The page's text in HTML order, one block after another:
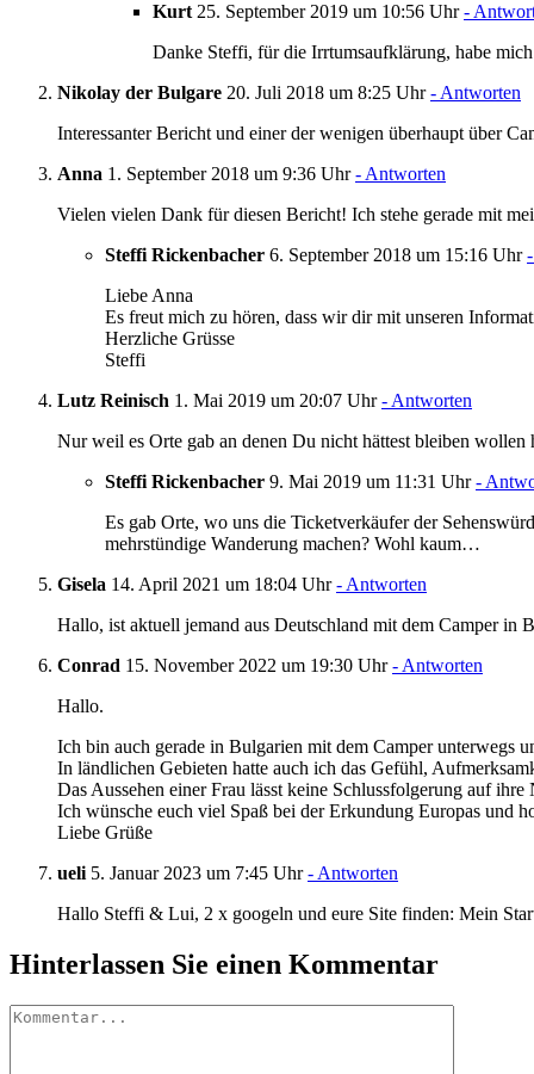
Kurt25. September 2019 um 10:56 Uhr-
Danke Steffi, für die Irrtumsaufklärung, habe
Nikolay der Bulgare 20. Juli 2018 um 8:25 Uhr- Antworten
Interessanter Bericht und einer der wenigen überhaupt über
Anna 1. September 2018 um 9:36 Uhr- Antworten
Vielen vielen Dank für diesen Bericht! Ich stehe gerade mit
Steffi Rickenbacher 6. September 2018 um 15:16 Uhr
Liebe Anna
Es freut mich zu hören, dass wir dir mit unseren
Herzliche Grüsse
Steffi
Lutz Reinisch 1. Mai 2019 um 20:07 Uhr- Antworten
Nur weil es Orte gab an denen Du nicht hättest bleiben wollen
Steffi Rickenbacher 9. Mai 2019 um 11:31 Uhr-
Es gab Orte, wo uns die Ticketverkäufer der
mehrstündige Wanderung machen? Wohl kaum…
Gisela 14. April 2021 um 18:04 Uhr- Antworten
Hallo, ist aktuell jemand aus Deutschland mit dem Camper in
Conrad 15. November 2022 um 19:30 Uhr- Antworten
Hallo.
Ich bin auch gerade in Bulgarien mit dem Camper unterwegs
In ländlichen Gebieten hatte auch ich das Gefühl,
Das Aussehen einer Frau lässt keine Schlussfolgerung auf ihre
Ich wünsche euch viel Spaß bei der Erkundung Europas und
Liebe Grüße
ueli5. Januar 2023 um 7:45 Uhr- Antworten
Hallo Steffi & Lui, 2 x googeln und eure Site finden: Mein
Hinterlassen Sie einen Kommentar
Kommentar